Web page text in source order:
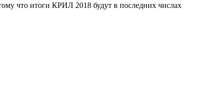
что итоги КРИЛ 2018 будут в последних числах